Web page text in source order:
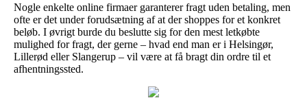
Nogle enkelte online firmaer garanterer fragt uden betaling, men
ofte er det under forudsætning af at der shoppes for et konkret
beløb. I øvrigt burde du beslutte sig for den mest letkøbte
mulighed for fragt, der gerne – hvad end man er i Helsingør,
Lillerød eller Slangerup – vil være at få bragt din ordre til et
afhentningssted.